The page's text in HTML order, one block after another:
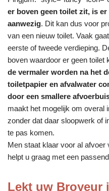
er boven geen toilet zit, is
aanwezig. Dit kan dus voor
van een nieuw toilet. Vaak
eerste of tweede verdieping.
boven waardoor er geen toilet
de vermaler worden na het
toiletpapier en afvalwater
door een smallere
maakt het mogelijk om overal
zonder dat daar sloopwerk of
te pas komen.
Men staat klaar voor al
helpt u graag met een
Lekt uw Broyeur